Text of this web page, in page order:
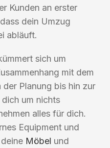
Kunden an erster
dein Umzug
abläuft.
sich um
mit dem
Planung bis hin zur
um nichts
alles für dich.
Equipment und
Möbel und